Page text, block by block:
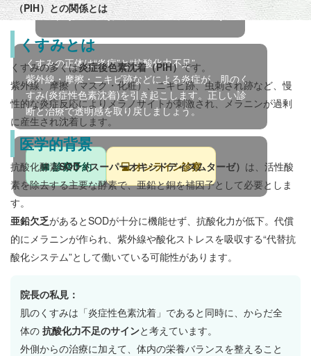
くすみ（炎症性色素沈着）
くすみの正体は“炎症”と“抗酸化力不足”
紫外線・摩擦・ニキビ跡などによる炎症が、肌のく
すみ(炎症性色素沈着)を引き起こします。正しい診
断と治療で透明感を取り戻しましょう。
📅 診察予約 💻 オンライン診察
（PIH）との関係とは
くすみとは
くすみの多くは炎症後色素沈着（PIH）です。
紫外線、摩擦（マスク・化粧）、ニキビ跡、虫刺され跡など、慢
性的な炎症反応によりメラノサイトが刺激され、メラニンが過剰
に産生され沈着します。
医学的背景
抗酸化酵素SOD（スーパーオキシドディスムターゼ） は、活性酸
素を除去する主要な酵素で、亜鉛と銅を補因子として必要としま
す。
亜鉛欠乏があるとSODが十分に機能せず、抗酸化力が低下。代償
的にメラニンが作られ、紫外線や酸化ストレスを吸収する“代替抗
酸化システム”として働いている可能性があります。
院長の私見：
肌のくすみは「炎症性色素沈着」であると同時に、からだ全
体の 抗酸化力不足のサインと考えています。
外側からの治療に加えて、体内の栄養バランスを整えること